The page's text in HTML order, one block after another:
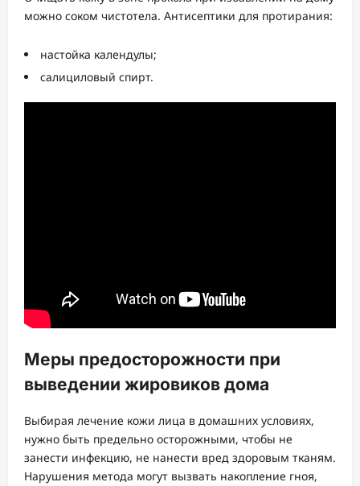
можно соком чистотела. Антисептики для протирания:
настойка календулы;
салициловый спирт.
Меры предосторожности при
выведении жировиков дома
Выбирая лечение кожи лица в домашних условиях,
нужно быть предельно осторожными, чтобы не
занести инфекцию, не нанести вред здоровым тканям.
Нарушения метода могут вызвать накопление гноя,